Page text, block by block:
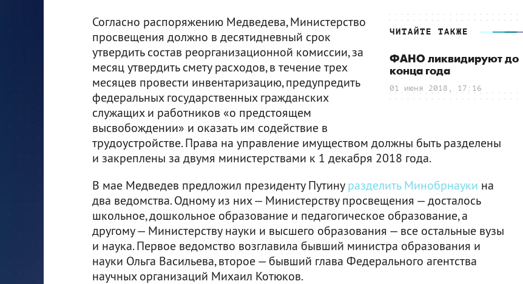
ЧИТАЙТЕ ТАКЖЕ
ФАНО ликвидируют до
конца года
01 июня 2018, 17:16
Согласно распоряжению Медведева, Министерство
просвещения должно в десятидневный срок
утвердить состав реорганизационной комиссии, за
месяц утвердить смету расходов, в течение трех
месяцев провести инвентаризацию, предупредить
федеральных государственных гражданских
служащих и работников «о предстоящем
высвобождении» и оказать им содействие в
трудоустройстве. Права на управление имуществом должны быть разделены
и закреплены за двумя министерствами к 1 декабря 2018 года.
В мае Медведев предложил президенту Путину разделить Минобрнауки на
два ведомства. Одному из них — Министерству просвещения — досталось
школьное, дошкольное образование и педагогическое образование, а
другому — Министерству науки и высшего образования — все остальные вузы
и наука. Первое ведомство возглавила бывший министра образования и
науки Ольга Васильева, второе — бывший глава Федерального агентства
научных организаций Михаил Котюков.